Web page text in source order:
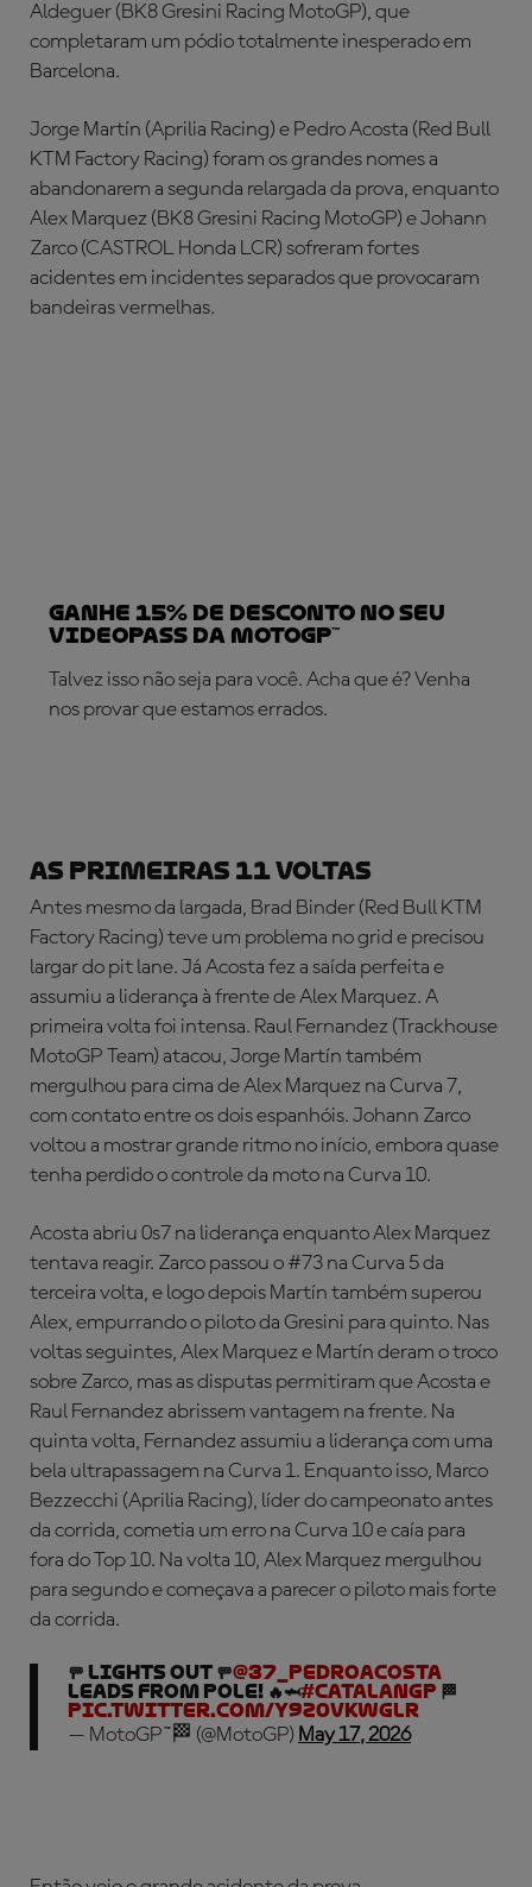
Aldeguer (BK8 Gresini Racing MotoGP), que
completaram um pódio totalmente inesperado em
Barcelona.
Jorge Martín (Aprilia Racing) e Pedro Acosta (Red Bull
KTM Factory Racing) foram os grandes nomes a
abandonarem a segunda relargada da prova, enquanto
Alex Marquez (BK8 Gresini Racing MotoGP) e Johann
Zarco (CASTROL Honda LCR) sofreram fortes
acidentes em incidentes separados que provocaram
bandeiras vermelhas.
Ganhe 15% de desconto no seu
VideoPass da MotoGP™
Talvez isso não seja para você. Acha que é? Venha
nos provar que estamos errados.
AS PRIMEIRAS 11 VOLTAS
Antes mesmo da largada, Brad Binder (Red Bull KTM
Factory Racing) teve um problema no grid e precisou
largar do pit lane. Já Acosta fez a saída perfeita e
assumiu a liderança à frente de Alex Marquez. A
primeira volta foi intensa. Raul Fernandez (Trackhouse
MotoGP Team) atacou, Jorge Martín também
mergulhou para cima de Alex Marquez na Curva 7,
com contato entre os dois espanhóis. Johann Zarco
voltou a mostrar grande ritmo no início, embora quase
tenha perdido o controle da moto na Curva 10.
Acosta abriu 0s7 na liderança enquanto Alex Marquez
tentava reagir. Zarco passou o #73 na Curva 5 da
terceira volta, e logo depois Martín também superou
Alex, empurrando o piloto da Gresini para quinto. Nas
voltas seguintes, Alex Marquez e Martín deram o troco
sobre Zarco, mas as disputas permitiram que Acosta e
Raul Fernandez abrissem vantagem na frente. Na
quinta volta, Fernandez assumiu a liderança com uma
bela ultrapassagem na Curva 1. Enquanto isso, Marco
Bezzecchi (Aprilia Racing), líder do campeonato antes
da corrida, cometia um erro na Curva 10 e caía para
fora do Top 10. Na volta 10, Alex Marquez mergulhou
para segundo e começava a parecer o piloto mais forte
da corrida.
🚥 LIGHTS OUT 🚥@37_pedroacosta
leads from pole! 🔥🦈#CatalanGP 🏁
pic.twitter.com/y9z0VkwGlR
— MotoGP™🏁 (@MotoGP) May 17, 2026